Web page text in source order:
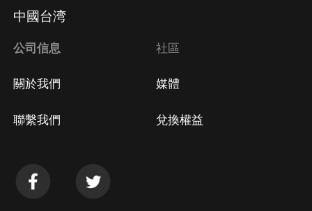
中國台湾
公司信息
關於我們
聯繫我們
社區
媒體
兌換權益